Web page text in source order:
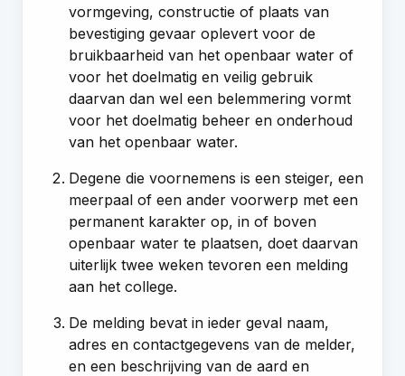
vormgeving, constructie of plaats van
bevestiging gevaar oplevert voor de
bruikbaarheid van het openbaar water of
voor het doelmatig en veilig gebruik
daarvan dan wel een belemmering vormt
voor het doelmatig beheer en onderhoud
van het openbaar water.
Degene die voornemens is een steiger, een
meerpaal of een ander voorwerp met een
permanent karakter op, in of boven
openbaar water te plaatsen, doet daarvan
uiterlijk twee weken tevoren een melding
aan het college.
De melding bevat in ieder geval naam,
adres en contactgegevens van de melder,
en een beschrijving van de aard en